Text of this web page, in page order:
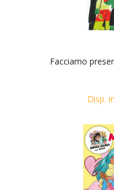
Facciamo
Disp.